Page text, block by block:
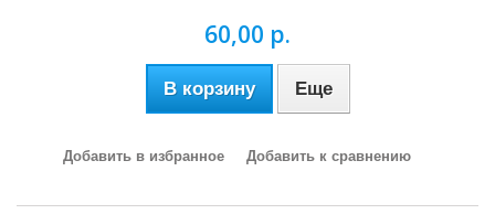
60,00 р.
В корзину Еще
Добавить в избранное Добавить к сравнению